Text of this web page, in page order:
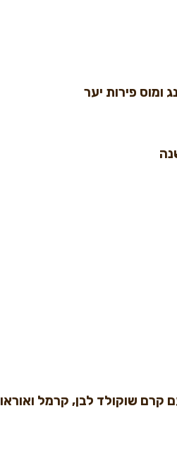
ומוס פירות יער
שוקולד לבן, קרמל ואוראו